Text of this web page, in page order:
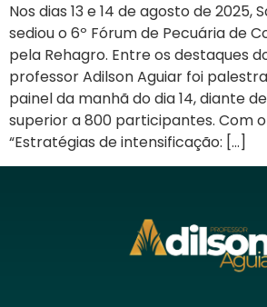
Nos dias 13 e 14 de agosto de 2025,
sediou o 6º Fórum de Pecuária de
pela Rehagro. Entre os destaques
professor Adilson Aguiar foi
painel da manhã do dia 14, diante
superior a 800 participantes. Com
“Estratégias de intensificação: […]